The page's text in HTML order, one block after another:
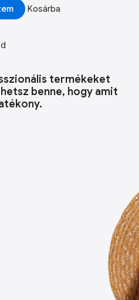
Kosárba
termékeket
benne, hogy amit